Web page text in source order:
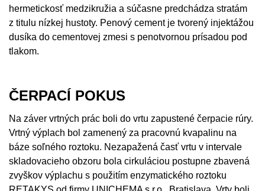
hermetickosť medzikružia a súčasne predchádza stratám
z titulu nízkej hustoty. Penový cement je tvorený injektážou
dusíka do cementovej zmesi s penotvornou prísadou pod
tlakom.
ČERPACÍ POKUS
Na záver vrtných prác boli do vrtu zapustené čerpacie rúry.
Vrtný výplach bol zamenený za pracovnú kvapalinu na
báze soľného roztoku. Nezapažená časť vrtu v intervale
skladovacieho obzoru bola cirkuláciou postupne zbavená
zvyškov výplachu s použitím enzymatického roztoku